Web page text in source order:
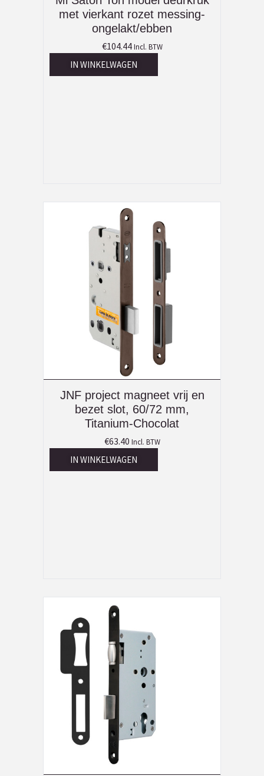
met vierkant rozet messing-
ongelakt/ebben
€104.44 Incl. BTW
IN WINKELWAGEN
JNF project magneet vrij en
bezet slot, 60/72 mm,
Titanium-Chocolat
€63.40 Incl. BTW
IN WINKELWAGEN